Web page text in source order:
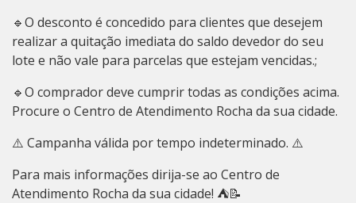
🔹O desconto é concedido para clientes que desejem
realizar a quitação imediata do saldo devedor do seu
lote e não vale para parcelas que estejam vencidas.;
🔹O comprador deve cumprir todas as condições acima.
Procure o Centro de Atendimento Rocha da sua cidade.
⚠️ Campanha válida por tempo indeterminado. ⚠️
Para mais informações dirija-se ao Centro de
Atendimento Rocha da sua cidade! ⛺📝